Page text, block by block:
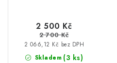
Skladem (3 ks)
2 066,12 Kč bez DPH
2 500 Kč
2 700 Kč